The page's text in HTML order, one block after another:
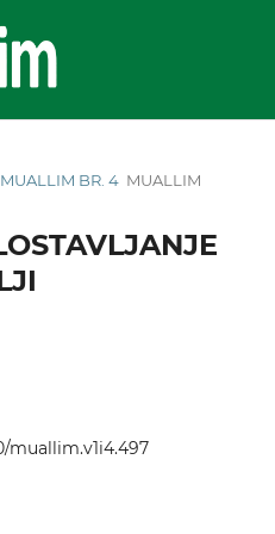
BR. 4 MUALLIM
muallim.v1i4.497